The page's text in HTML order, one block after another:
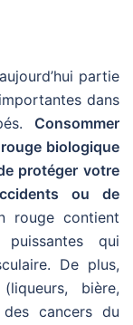
partie
dans
Consommer
biologique
protéger votre
ou de
rouge contient
qui
De plus,
bière,
cancers du